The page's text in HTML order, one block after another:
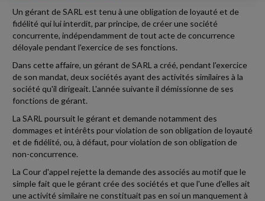
Un gérant de SARL est tenu à une obligation de loyauté et de
fidélité qui lui interdit, par principe, de créer une société
concurrente, indépendamment de tout acte de concurrence
déloyale pendant l'exercice de ses fonctions.
Dans cette affaire, un gérant de SARL a créé, pendant l'exercice
de son mandat, deux sociétés ayant des activités similaires à la
société qu'il dirigeait. L'année suivante il démissionne de ses
fonctions de gérant.
La SARL poursuit le gérant et demande notamment des
dommages et intérêts pour violation de son obligation de loyauté
et de fidélité, ou, à défaut, pour violation de son obligation de
non-concurrence.
La Cour d'appel rejette la demande des associés au motif que le
simple fait que le gérant crée des sociétés et que l'une d'elles ait
une activité similaire ne constituait pas en soi un manquement à